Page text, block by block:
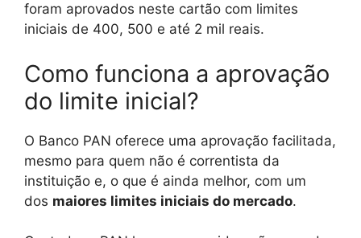
foram aprovados neste cartão com limites
iniciais de 400, 500 e até 2 mil reais.
Como funciona a aprovação
do limite inicial?
O Banco PAN oferece uma aprovação facilitada,
mesmo para quem não é correntista da
instituição e, o que é ainda melhor, com um
dos maiores limites iniciais do mercado.